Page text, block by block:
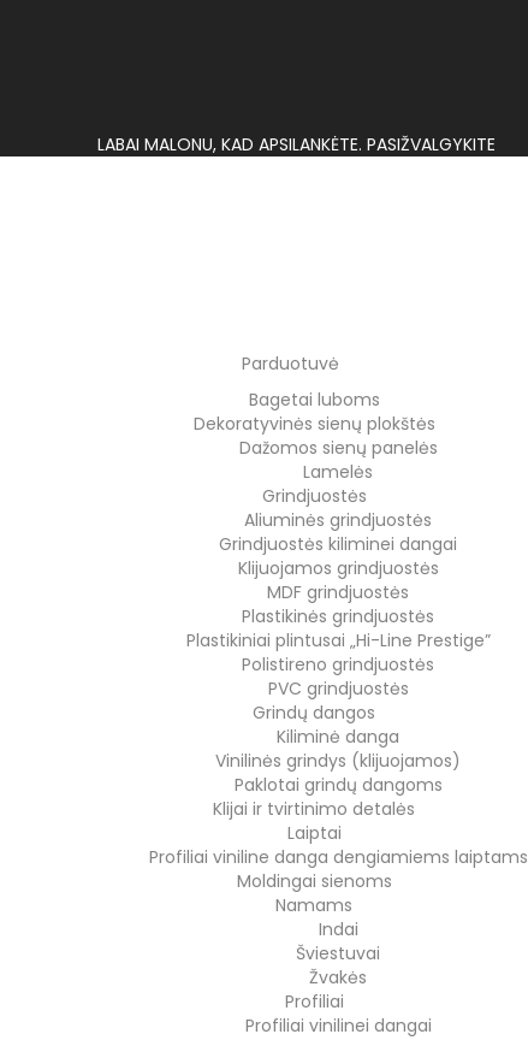
LABAI MALONU, KAD APSILANKĖTE. PASIŽVALGYKITE
Parduotuvė
Bagetai luboms
Dekoratyvinės sienų plokštės
Dažomos sienų panelės
Lamelės
Grindjuostės
Aliuminės grindjuostės
Grindjuostės kiliminei dangai
Klijuojamos grindjuostės
MDF grindjuostės
Plastikinės grindjuostės
Plastikiniai plintusai „Hi-Line Prestige”
Polistireno grindjuostės
PVC grindjuostės
Grindų dangos
Kiliminė danga
Vinilinės grindys (klijuojamos)
Paklotai grindų dangoms
Klijai ir tvirtinimo detalės
Laiptai
Profiliai viniline danga dengiamiems laiptams
Moldingai sienoms
Namams
Indai
Šviestuvai
Žvakės
Profiliai
Profiliai vinilinei dangai